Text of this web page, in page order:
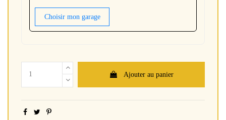
Choisir mon garage
Ajouter au panier